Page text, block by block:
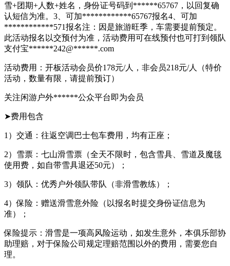
雪+团期+人数+姓名，身份证号码到******65767，以回复确
认短信为准。3、可加************65767报名4、可加
************571报名注：因是旅游旺季，车需要提前预定。
此活动报名以交预付为准，活动费用可在线预付也可打到领队
支付宝******242@******.com
活动费用：开板活动会员价178元/人，非会员218元/人（特价
活动，数量有限，请提前预订）
关注闲游户外******公众平台即为会员
➤费用包含
1）交通：往返空调巴士包车费用，均有正座；
2）雪票：七山滑雪票（全天不限时，包含雪具、雪道及魔毯
使用费，如自带雪具退还50元）；
3）领队：优秀户外领队带队（非滑雪教练）；
4）保险：赠送滑雪意外险（以报名时提交身份证信息为
准）；
保险提示：滑雪是一项高风险运动，如发生意外，本俱乐部协
助理赔，对于保险公司规定理赔范围以外的费用，需要您自
理。